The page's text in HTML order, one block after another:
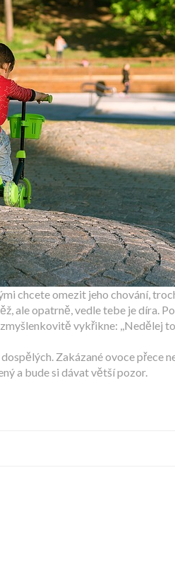
chcete omezit jeho chování,
ale opatrně, vedle tebe je díra.
vykřikne: ,,Nedělej
Zakázané ovoce přece
a bude si dávat větší pozor.